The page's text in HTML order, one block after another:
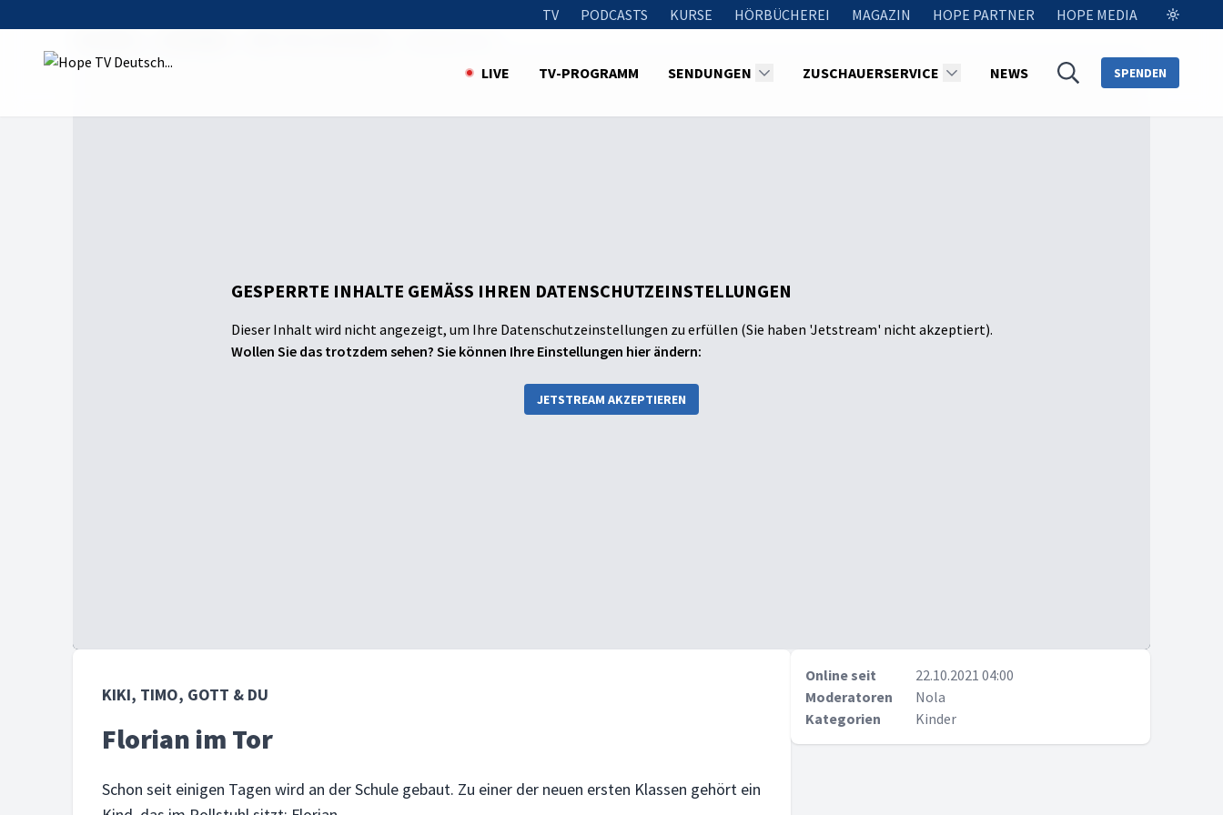
TV PODCASTS KURSE HÖRBÜCHEREI MAGAZIN HOPE PARTNER HOPE MEDIA
LIVE TV-PROGRAMM SENDUNGEN ZUSCHAUERSERVICE NEWS SPENDEN
GESPERRTE INHALTE GEMÄSS IHREN DATENSCHUTZEINSTELLUNGEN
Dieser Inhalt wird nicht angezeigt, um Ihre Datenschutzeinstellungen zu erfüllen (Sie haben 'Jetstream' nicht akzeptiert).
Wollen Sie das trotzdem sehen? Sie können Ihre Einstellungen hier ändern:
JETSTREAM AKZEPTIEREN
KIKI, TIMO, GOTT & DU
Florian im Tor
Schon seit einigen Tagen wird an der Schule gebaut. Zu einer der neuen ersten Klassen gehört ein
Online seit
22.10.2021 04:00
Moderatoren
Nola
Kategorien
Kinder